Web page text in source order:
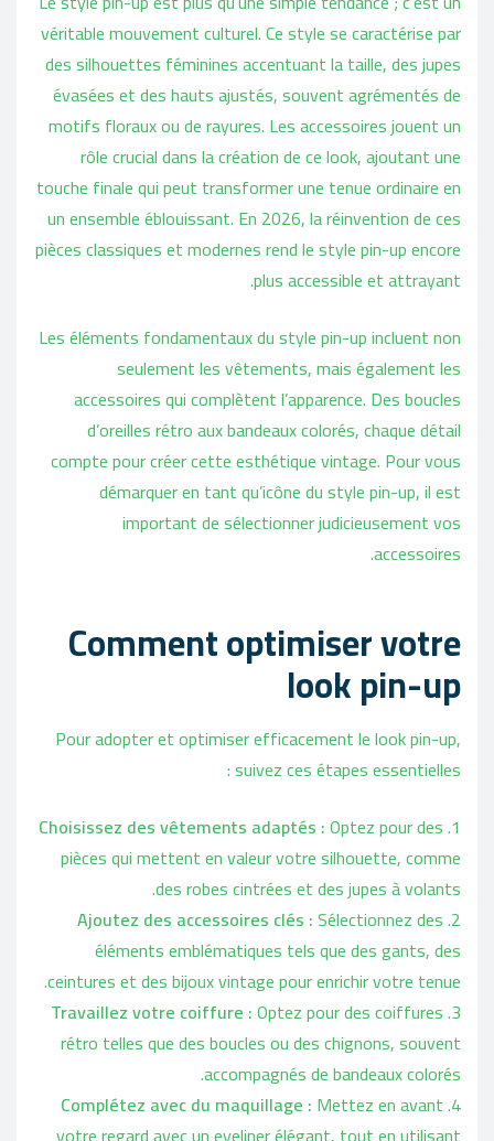
véritable mouvement culturel. Ce style se caractérise par
des silhouettes féminines accentuant la taille, des jupes
évasées et des hauts ajustés, souvent agrémentés de
motifs floraux ou de rayures. Les accessoires jouent un
rôle crucial dans la création de ce look, ajoutant une
touche finale qui peut transformer une tenue ordinaire en
un ensemble éblouissant. En 2026, la réinvention de ces
pièces classiques et modernes rend le style pin-up encore
plus accessible et attrayant.
Les éléments fondamentaux du style pin-up incluent non
seulement les vêtements, mais également les
accessoires qui complètent l’apparence. Des boucles
d’oreilles rétro aux bandeaux colorés, chaque détail
compte pour créer cette esthétique vintage. Pour vous
démarquer en tant qu’icône du style pin-up, il est
important de sélectionner judicieusement vos
accessoires.
Comment optimiser votre
look pin-up
Pour adopter et optimiser efficacement le look pin-up,
suivez ces étapes essentielles :
Choisissez des vêtements adaptés :Optez pour des
pièces qui mettent en valeur votre silhouette, comme
des robes cintrées et des jupes à volants.
Ajoutez des accessoires clés :Sélectionnez des
éléments emblématiques tels que des gants, des
ceintures et des bijoux vintage pour enrichir votre tenue.
Travaillez votre coiffure :Optez pour des coiffures
rétro telles que des boucles ou des chignons, souvent
accompagnés de bandeaux colorés.
Complétez avec du maquillage : Mettez en avant